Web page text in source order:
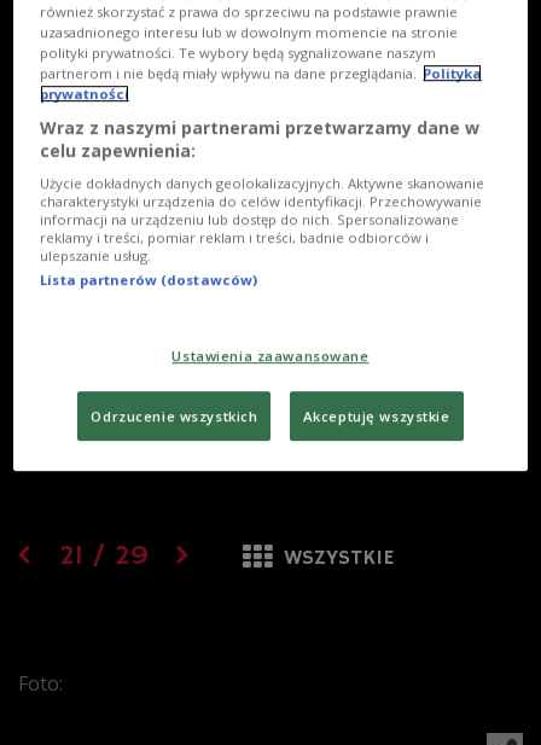
21 / 29 WSZYSTKIE
Foto:
również skorzystać z prawa do sprzeciwu na podstawie prawnie
uzasadnionego interesu lub w dowolnym momencie na stronie
polityki prywatności. Te wybory będą sygnalizowane naszym
partnerom i nie będą miały wpływu na dane przeglądania.
Polityka
prywatności
Wraz z naszymi partnerami przetwarzamy dane w
celu zapewnienia:
Użycie dokładnych danych geolokalizacyjnych. Aktywne skanowanie
charakterystyki urządzenia do celów identyfikacji. Przechowywanie
informacji na urządzeniu lub dostęp do nich. Spersonalizowane
reklamy i treści, pomiar reklam i treści, badnie odbiorców i
ulepszanie usług.
Lista partnerów (dostawców)
Ustawienia zaawansowane
Odrzucenie wszystkich Akceptuję wszystkie